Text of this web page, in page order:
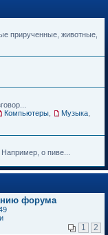
прирученные, животные,
Компьютеры Музыка
о пиве...
форума
1 2